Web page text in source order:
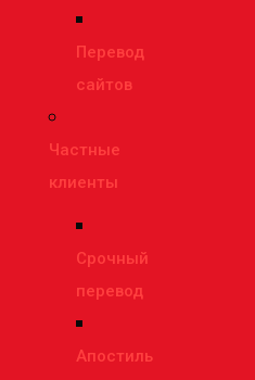
Перевод
сайтов
Частные
клиенты
Срочный
перевод
Апостиль